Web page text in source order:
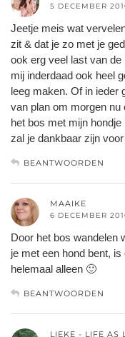
5 DECEMBER
Jeetje meis wat
zit & dat je zo met je
ook erg veel last van
mij inderdaad ook heel
leeg maken. Of in ieder
van plan om morgen nu
het bos met mijn
zal je dankbaar zijn
BEANTWOORDEN
MAAIKE
6 DECEMBER
Door het bos wandelen
je met een hond bent,
helemaal alleen 🙂
BEANTWOORDEN
LIEKE - LIFE AS